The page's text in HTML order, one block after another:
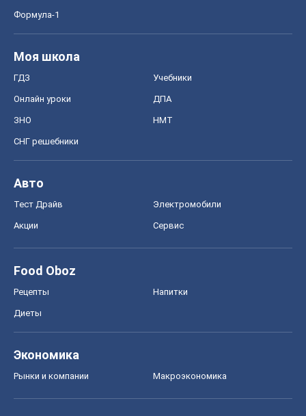
Формула-1
Моя школа
ГДЗ Учебники
Онлайн уроки ДПА
ЗНО НМТ
СНГ решебники
Авто
Тест Драйв Электромобили
Акции Сервис
Food Oboz
Рецепты Напитки
Диеты
Экономика
Рынки и компании Mакроэкономика